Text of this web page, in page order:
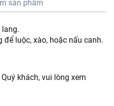
sản phẩm
luộc, xào, hoặc nấu canh.
khách, vui lòng xem